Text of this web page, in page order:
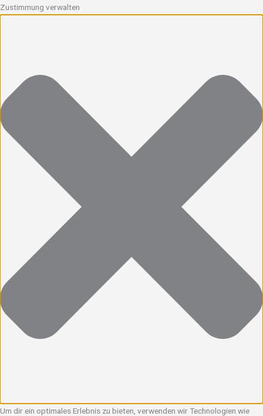
Zustimmung verwalten
Um dir ein optimales Erlebnis zu bieten, verwenden wir Technologien wie